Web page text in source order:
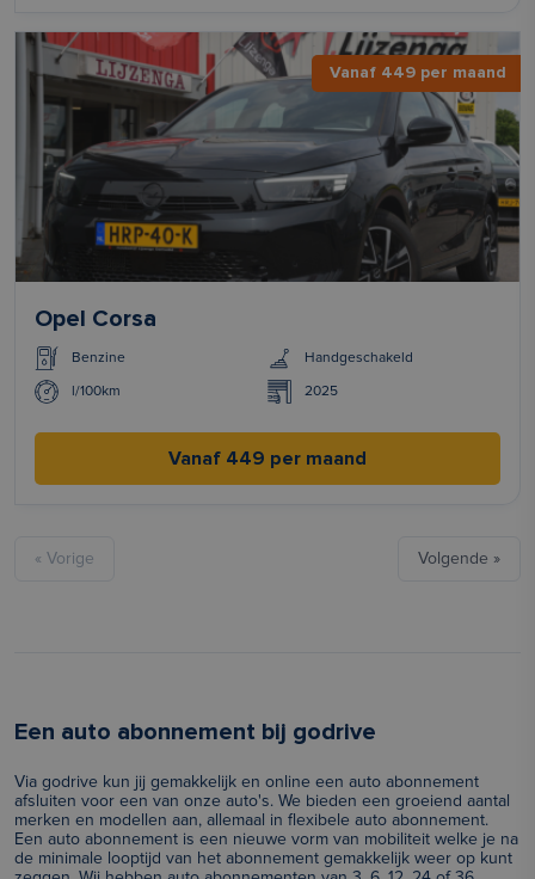
Vanaf 449 per maand
Opel Corsa
Benzine Handgeschakeld
l/100km 2025
Vanaf 449 per maand
« Vorige Volgende »
Een auto abonnement bij godrive
Via godrive kun jij gemakkelijk en online een auto abonnement
afsluiten voor een van onze auto's. We bieden een groeiend aantal
merken en modellen aan, allemaal in flexibele auto abonnement.
Een auto abonnement is een nieuwe vorm van mobiliteit welke je na
de minimale looptijd van het abonnement gemakkelijk weer op kunt